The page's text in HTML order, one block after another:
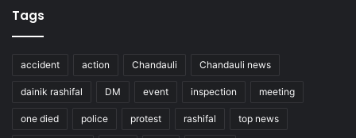
Tags
accident action Chandauli Chandauli news
dainik rashifal DM event inspection meeting
one died police protest rashifal top news